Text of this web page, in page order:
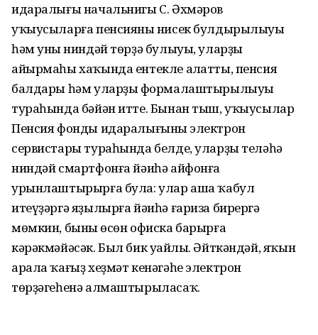
идаралығы начальнигы С. Әхмәров
уҡыусыларға пенсияның нисек булдырылыуы
һәм уның ниндәй төрҙә булыуы, уларҙың
айырмаһы хаҡында ентекле аңлатты, пенсия
балдары һәм уларҙың формалаштырылыуы
тураһында бәйән итте. Бынан тыш, уҡыусылар
Пенсия фонды идаралығының электрон
сервистары тураһында белде, уларҙы теләһә
ниндәй смартфонға йәиһә айфонға
урынлаштырырға була: улар аша ҡабул
итеүҙәргә яҙылырға йәиһә ғариза бирергә
мөмкин, бының өсөн офиска барырға
кәрәкмәйәсәк. Был бик уңайлы. Әйткәндәй, яҡын
арала ҡағыҙ хеҙмәт кенәгәһе электрон
төрҙәгеһенә алмаштырыласаҡ.